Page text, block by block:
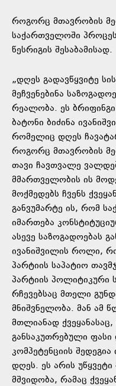
როგორც მთავრობის
საქართველოში
წესრიგის შესაბამისად.
„დღეს გადავწყვიტე
მეჩვენებინა
რეალობა. ეს ბრიფინგი
ბატონი ბიძინა
რომელიც დღეს
როგორც მთავრობის
თავი ჩავთვალე
მმართველობის ის
მოქმედებს ჩვენს
განვუმარტე ის, რომ
იმართება
ასევე საზოგადოებას
ივანიშვილის როლი,
პარტიის საპატიო
პარტიის პოლიტიკური
რჩევებსაც მთელი
მნიშვნელობა. მან ამ
მთლიანად
განსაკუთრებული
კომპეტენციის
დღეს. ეს არის
მშვიდობა, რამაც